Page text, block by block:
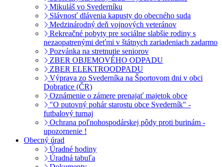
Mikuláš vo Svederníku
Slávnosť dlávenia kapusty do obecného suda
Medzinárodný deň vojnových veteránov
Rekreačné pobyty pre sociálne slabšie rodiny s
nezaopatrenými deťmi v štátnych zariadeniach zadarmo
Pozvánka na stretnutie seniorov
ZBER OBJEMOVÉHO ODPADU
ZBER ELEKTROODPADU
Výprava zo Svederníka na Športovom dni v obci
Dobratice (ČR)
Oznámenie o zámere prenajať majetok obce
"O putovný pohár starostu obce Svederník" -
futbalový turnaj
Ochrana poľnohospodárskej pôdy proti burinám -
upozornenie !
Obecný úrad
Úradné hodiny
Úradná tabuľa